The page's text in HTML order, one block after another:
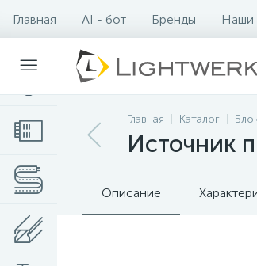
Главная AI - бот Бренды Наши
Контакты
Главная Каталог
Источник
Описание